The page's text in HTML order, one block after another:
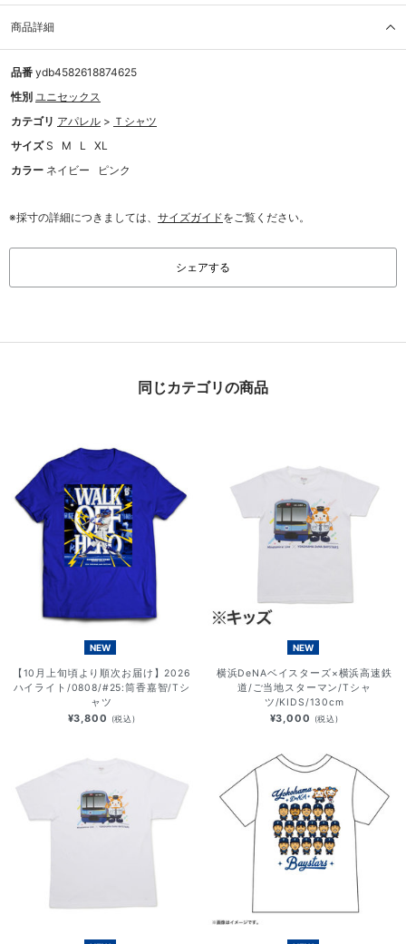
商品詳細
品番 ydb4582618874625
性別 ユニセックス
カテゴリ アパレル > Ｔシャツ
サイズ S M L XL
カラー ネイビー ピンク
※採寸の詳細につきましては、 サイズガイドをご覧ください。
シェアする
同じカテゴリの商品
NEW
【10月上旬頃より順次お届け】2026
ハイライト/0808/#25:筒香嘉智/Tシ
ャツ
¥3,800 (税込)
NEW
横浜DeNAベイスターズ×横浜高速鉄
道/ご当地スターマン/Tシャ
ツ/KIDS/130cm
¥3,000 (税込)